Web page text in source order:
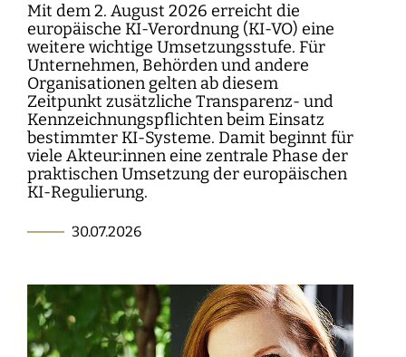
Mit dem 2. August 2026 erreicht die
europäische KI-Verordnung (KI-VO) eine
weitere wichtige Umsetzungsstufe. Für
Unternehmen, Behörden und andere
Organisationen gelten ab diesem
Zeitpunkt zusätzliche Transparenz- und
Kennzeichnungspflichten beim Einsatz
bestimmter KI-Systeme. Damit beginnt für
viele Akteur:innen eine zentrale Phase der
praktischen Umsetzung der europäischen
KI-Regulierung.
30.07.2026